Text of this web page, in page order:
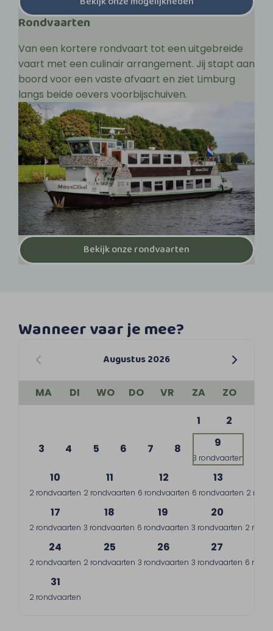
Rondvaarten
Van een kortere rondvaart tot een uitgebreide
vaart met een culinair arrangement. Jij stapt aan
boord voor een vaste afvaart en ziet Limburg
langs beide oevers voorbijschuiven.
Bekijk onze rondvaarten
Wanneer vaar je mee?
Augustus 2026
MA DI WO DO VR ZA
ZO
1
2
3 4 5 6 7 8 9
3 rondvaarten
10
2 rondvaarten
11
2 rondvaarten
12
6 rondvaarten
13
6 rondvaarten 2
17
2 rondvaarten
18
3 rondvaarten
19
6 rondvaarten
20
3 rondvaarten 2
24
2 rondvaarten
25
2 rondvaarten
26
3 rondvaarten
27
3 rondvaarten 6
31
2 rondvaarten